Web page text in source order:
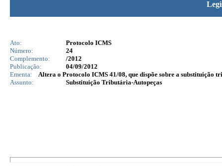
Ato:
Protocolo ICMS
Número:
24
Complemento:
/2012
Publicação:
04/09/2012
Ementa:
Altera o Protocolo ICMS 41/08, que dispõe sobre a substituição
Assunto:
Substituição Tributária-Autopeças